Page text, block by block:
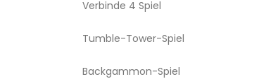
Verbinde 4 Spiel
Tumble-Tower-Spiel
Backgammon-Spiel